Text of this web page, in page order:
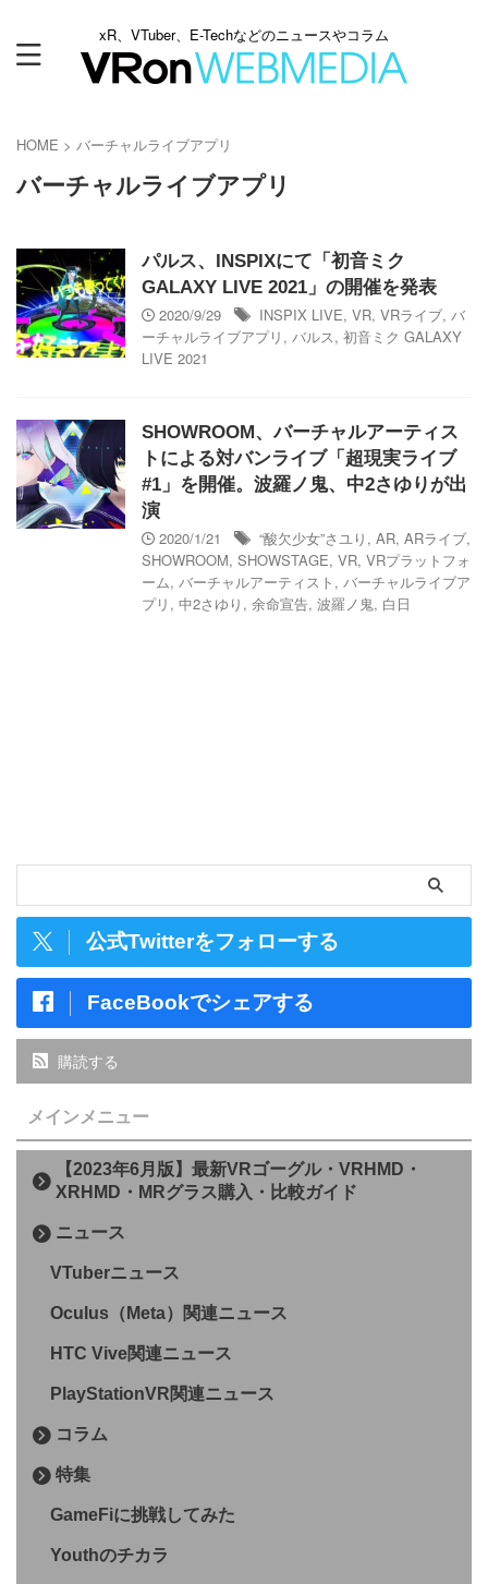
xR、VTuber、E-Techなどのニュースやコラム
HOME > バーチャルライブアプリ
バーチャルライブアプリ
パルス、INSPIXにて「初音ミク
GALAXY LIVE 2021」の開催を発表
2020/9/29
INSPIX LIVE, VR, VRライブ, バ
ーチャルライブアプリ , バルス, 初音ミク GALAXY
LIVE 2021
SHOWROOM、バーチャルアーティス
トによる対バンライブ「超現実ライブ
#1」を開催。波羅ノ鬼、中2さゆりが出
演
2020/1/21
“酸欠少女”さユり , AR, ARライブ,
SHOWROOM, SHOWSTAGE, VR, VRプラットフォ
ーム, バーチャルアーティスト , バーチャルライブア
プリ , 中2さゆり , 余命宣告, 波羅ノ鬼, 白日
公式Twitterをフォローする
FaceBookでシェアする
購読する
メインメニュー
【2023年6月版】最新VRゴーグル・VRHMD・
XRHMD・MRグラス購入・比較ガイド
ニュース
VTuberニュース
Oculus（Meta）関連ニュース
HTC Vive関連ニュース
PlayStationVR関連ニュース
コラム
特集
GameFiに挑戦してみた
Youthのチカラ